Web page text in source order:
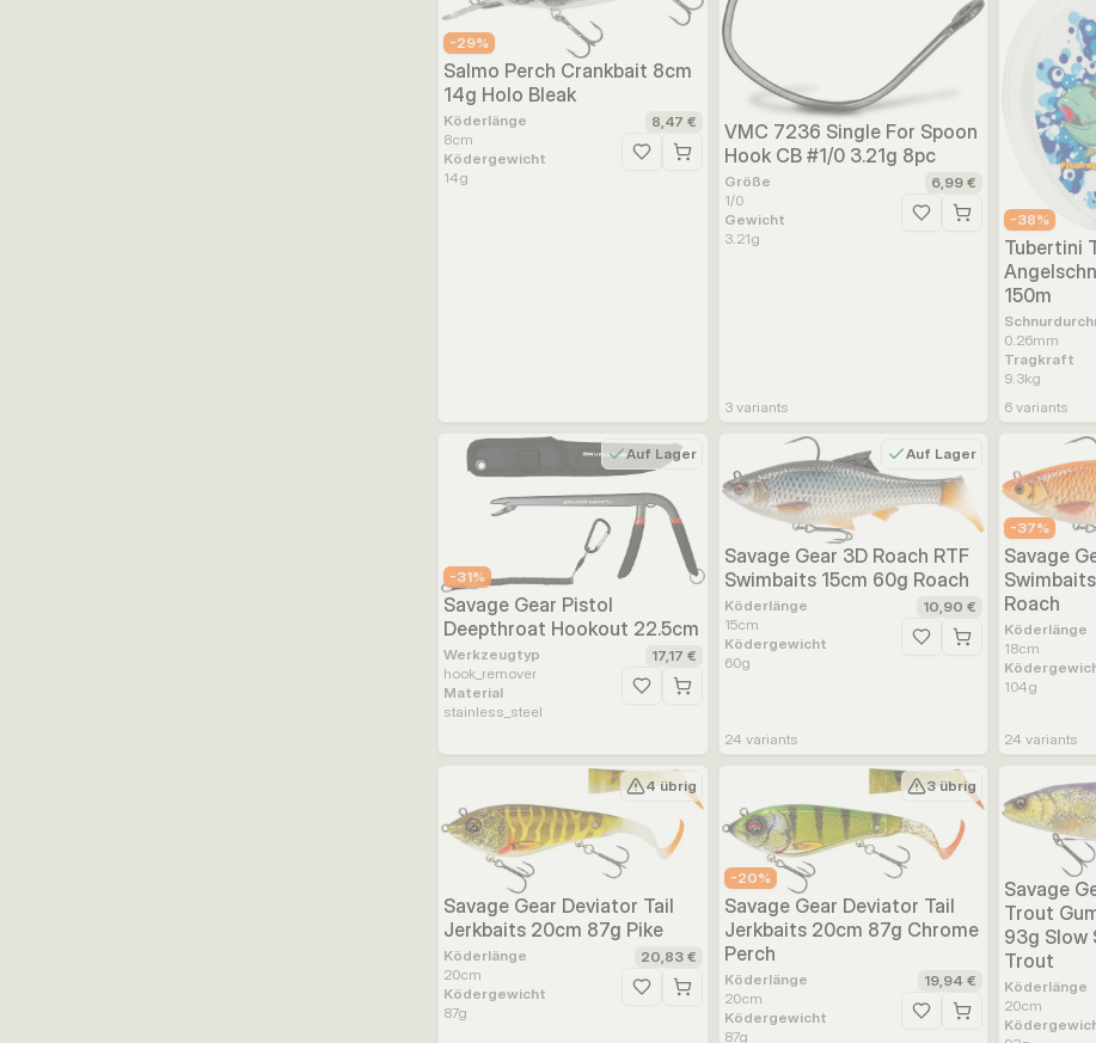
-29%
Salmo Perch Crankbait 8cm
14g Holo Bleak
Köderlänge
8cm
Ködergewicht
14g
8,47 €
Zur Wunschliste hinzufügen
VMC 7236 Single For Spoon
Hook CB #1/0 3.21g 8pc
Größe
1/0
Gewicht
3.21g
6,99 €
Zur Wunschliste
3variants
-38%
Tubertini
150m
0.26mm
Tragkraft
9.3kg
6 variants
-31%
Auf Lager
Savage Gear Pistol
Deepthroat Hookout 22.5cm
Werkzeugtyp
hook_remover
Material
stainless_steel
17,17 €
Zur Wunschliste hinzufügen
Auf Lager
Savage Gear 3D Roach RTF
Swimbaits 15cm 60g Roach
Köderlänge
15cm
Ködergewicht
60g
10,90 €
Zur Wunschliste
24 variants
-37%
Savage
Roach
Köderlänge
18cm
104g
24 variants
4 übrig
Savage Gear Deviator Tail
Jerkbaits 20cm 87g Pike
Köderlänge
20cm
Ködergewicht
87g
20,83 €
Zur Wunschliste hinzufügen
-20%
3 übrig
Savage Gear Deviator Tail
Jerkbaits 20cm 87g Chrome
Perch
Köderlänge
20cm
Ködergewicht
87g
19,94 €
Zur Wunschliste
Savage
Trout
93g Slow
Trout
Köderlänge
20cm